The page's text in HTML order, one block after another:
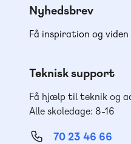
Nyhedsbrev
Få inspiration og
Teknisk support
Få hjælp til teknik og
Alle skoledage: 8-16
70 23 46 66